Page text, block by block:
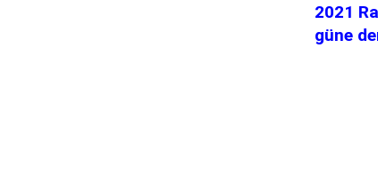
2021
güne